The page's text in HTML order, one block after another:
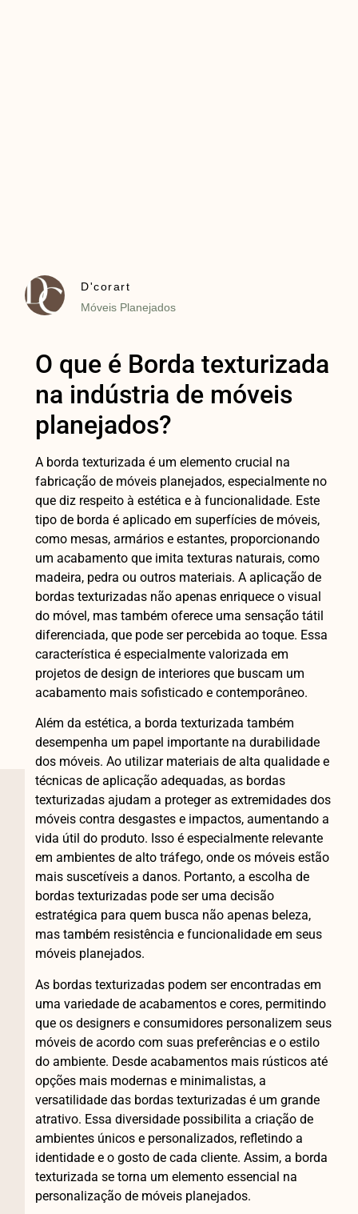
D'corart
Móveis Planejados
O que é Borda texturizada
na indústria de móveis
planejados?
A borda texturizada é um elemento crucial na
fabricação de móveis planejados, especialmente no
que diz respeito à estética e à funcionalidade. Este
tipo de borda é aplicado em superfícies de móveis,
como mesas, armários e estantes, proporcionando
um acabamento que imita texturas naturais, como
madeira, pedra ou outros materiais. A aplicação de
bordas texturizadas não apenas enriquece o visual
do móvel, mas também oferece uma sensação tátil
diferenciada, que pode ser percebida ao toque. Essa
característica é especialmente valorizada em
projetos de design de interiores que buscam um
acabamento mais sofisticado e contemporâneo.
Além da estética, a borda texturizada também
desempenha um papel importante na durabilidade
dos móveis. Ao utilizar materiais de alta qualidade e
técnicas de aplicação adequadas, as bordas
texturizadas ajudam a proteger as extremidades dos
móveis contra desgastes e impactos, aumentando a
vida útil do produto. Isso é especialmente relevante
em ambientes de alto tráfego, onde os móveis estão
mais suscetíveis a danos. Portanto, a escolha de
bordas texturizadas pode ser uma decisão
estratégica para quem busca não apenas beleza,
mas também resistência e funcionalidade em seus
móveis planejados.
As bordas texturizadas podem ser encontradas em
uma variedade de acabamentos e cores, permitindo
que os designers e consumidores personalizem seus
móveis de acordo com suas preferências e o estilo
do ambiente. Desde acabamentos mais rústicos até
opções mais modernas e minimalistas, a
versatilidade das bordas texturizadas é um grande
atrativo. Essa diversidade possibilita a criação de
ambientes únicos e personalizados, refletindo a
identidade e o gosto de cada cliente. Assim, a borda
texturizada se torna um elemento essencial na
personalização de móveis planejados.